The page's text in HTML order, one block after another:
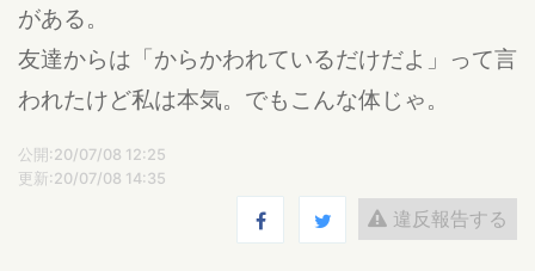
がある。
友達からは「からかわれているだけだよ」って言
われたけど私は本気。でもこんな体じゃ。
公開:20/07/08 12:25
更新:20/07/08 14:35
違反報告する